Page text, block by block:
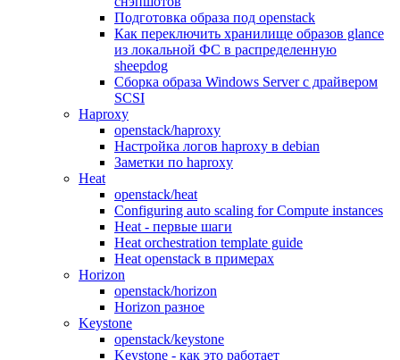
Подготовка образа под openstack
Как переключить хранилище образов glance
из локальной ФС в распределенную
sheepdog
Сборка образа Windows Server с драйвером
SCSI
Haproxy
openstack/haproxy
Настройка логов haproxy в debian
Заметки по haproxy
Heat
openstack/heat
Configuring auto scaling for Compute instances
Heat - первые шаги
Heat orchestration template guide
Heat openstack в примерах
Horizon
openstack/horizon
Horizon разное
Keystone
openstack/keystone
Keystone - как это работает